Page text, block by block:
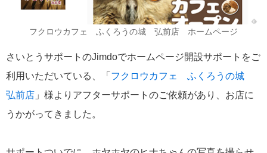
フクロウカフェ ふくろうの城 弘前店 ホームページ
さいとうサポートのJimdoでホームページ開設サポートをご
利用いただいている、「 フクロウカフェ ふくろうの城
弘前店 」様よりアフターサポートのご依頼があり、お店に
うかがってきました。